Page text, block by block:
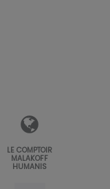
LE COMPTOIR
MALAKOFF
HUMANIS